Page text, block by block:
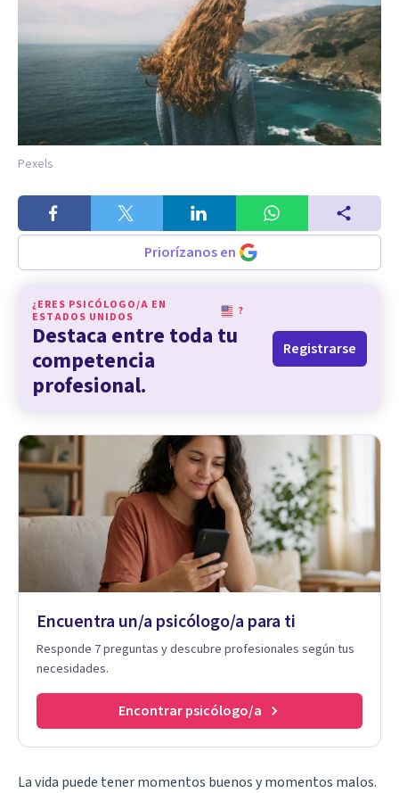
Pexels
Priorízanos en
¿ERES PSICÓLOGO/A EN
ESTADOS UNIDOS
?
Destaca entre toda tu
competencia
profesional.
Registrarse
Encuentra un/a psicólogo/a para ti
Responde 7 preguntas y descubre profesionales según tus
necesidades.
Encontrar psicólogo/a
La vida puede tener momentos buenos y momentos malos.